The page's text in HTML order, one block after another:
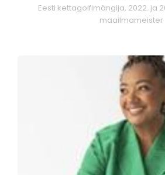
Eesti kettagolfimängija, 2022. ja
maailmameister